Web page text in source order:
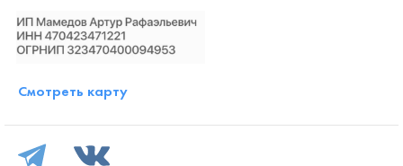
Смотреть карту